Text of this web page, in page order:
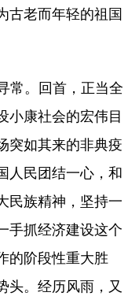
古老而年轻的祖国
常。回首，正当全
小康社会的宏伟目
突如其来的非典疫
人民团结一心，和
民族精神，坚持一
手抓经济建设这个
的阶段性重大胜
头。经历风雨，又